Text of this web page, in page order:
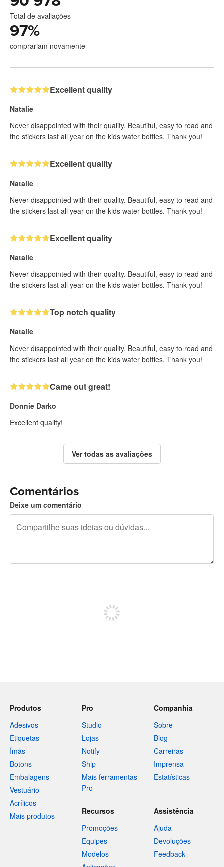
Total de avaliações
97%
comprariam novamente
Excellent quality
Natalie
Never disappointed with their quality. Beautiful, easy to read and
the stickers last all year on the kids water bottles. Thank you!
Excellent quality
Natalie
Never disappointed with their quality. Beautiful, easy to read and
the stickers last all year on the kids water bottles. Thank you!
Excellent quality
Natalie
Never disappointed with their quality. Beautiful, easy to read and
the stickers last all year on the kids water bottles. Thank you!
Top notch quality
Natalie
Never disappointed with their quality. Beautiful, easy to read and
the stickers last all year on the kids water bottles. Thank you!
Came out great!
Donnie Darko
Excellent quality!
Ver todas as avaliações
Comentários
Deixe um comentário
Produtos
Adesivos
Etiquetas
Ímãs
Botons
Embalagens
Vestuário
Acrílicos
Mais produtos
Pro
Studio
Lojas
Notify
Ship
Mais ferramentas
Pro
Companhia
Sobre
Blog
Carreiras
Imprensa
Estatísticas
Recursos
Promoções
Equipes
Modelos
Assistência
Ajuda
Devoluções
Feedback